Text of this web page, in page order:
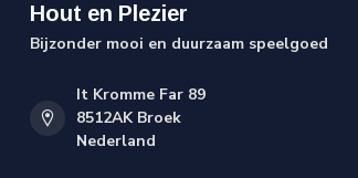
Hout en Plezier
Bijzonder mooi en duurzaam speelgoed
It Kromme Far 89
8512AK Broek
Nederland